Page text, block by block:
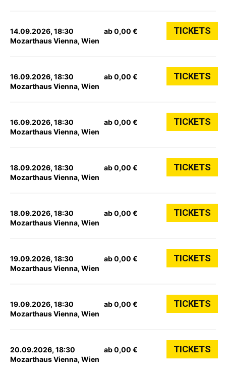
14.09.2026, 18:30
Mozarthaus Vienna, Wien
ab 0,00 € TICKETS
16.09.2026, 18:30
Mozarthaus Vienna, Wien
ab 0,00 € TICKETS
16.09.2026, 18:30
Mozarthaus Vienna, Wien
ab 0,00 € TICKETS
18.09.2026, 18:30
Mozarthaus Vienna, Wien
ab 0,00 € TICKETS
18.09.2026, 18:30
Mozarthaus Vienna, Wien
ab 0,00 € TICKETS
19.09.2026, 18:30
Mozarthaus Vienna, Wien
ab 0,00 € TICKETS
19.09.2026, 18:30
Mozarthaus Vienna, Wien
ab 0,00 € TICKETS
20.09.2026, 18:30
Mozarthaus Vienna, Wien
ab 0,00 € TICKETS